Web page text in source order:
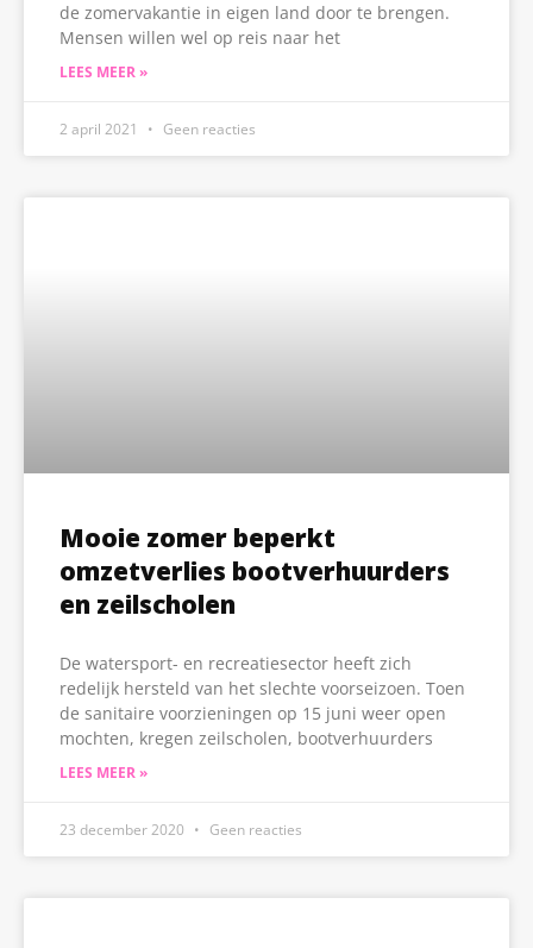
de zomervakantie in eigen land door te brengen.
Mensen willen wel op reis naar het
LEES MEER »
2 april 2021 Geen reacties
Mooie zomer beperkt
omzetverlies bootverhuurders
en zeilscholen
De watersport- en recreatiesector heeft zich
redelijk hersteld van het slechte voorseizoen. Toen
de sanitaire voorzieningen op 15 juni weer open
mochten, kregen zeilscholen, bootverhuurders
LEES MEER »
23 december 2020 Geen reacties